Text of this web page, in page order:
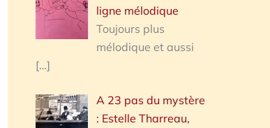
ligne mélodique
Toujours plus
mélodique et aussi
[…]
A 23 pas du mystère
: Estelle Tharreau,